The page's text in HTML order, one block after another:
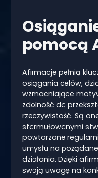
pomocą
Afirmacje pełnią
osiągania celów,
wzmacniające
zdolność do
rzeczywistość. Są
sformułowanymi
powtarzane
umysłu na
działania. Dzięki
swoją uwagę na